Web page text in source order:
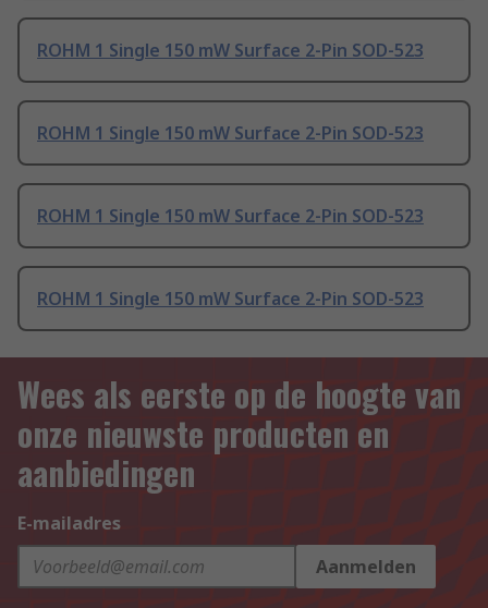
ROHM 1 Single 150 mW Surface 2-Pin SOD-523
ROHM 1 Single 150 mW Surface 2-Pin SOD-523
ROHM 1 Single 150 mW Surface 2-Pin SOD-523
ROHM 1 Single 150 mW Surface 2-Pin SOD-523
Wees als eerste op de hoogte van
onze nieuwste producten en
aanbiedingen
E-mailadres
Aanmelden